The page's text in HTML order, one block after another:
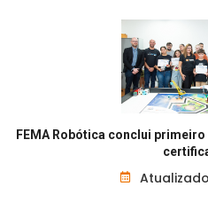
FEMA Robótica conclui